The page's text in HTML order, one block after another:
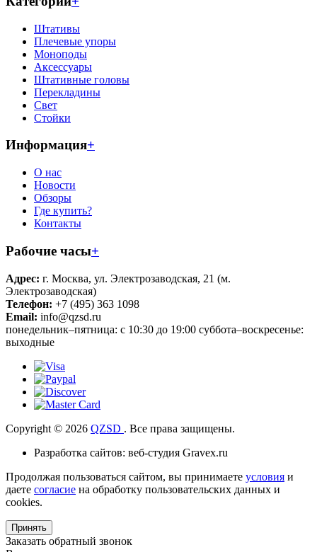
Штативы
Плечевые упоры
Моноподы
Аксессуары
Штативные головы
Перекладины
Свет
Стойки
Информация+
О нас
Новости
Обзоры
Где купить?
Контакты
Рабочие часы+
Адрес: г. Москва, ул. Электрозаводская, 21 (м.
Электрозаводская)
Телефон: +7 (495) 363 1098
Email: info@qzsd.ru
понедельник–пятница: с 10:30 до 19:00 суббота–воскресенье:
выходные
Copyright © 2026 QZSD . Все права защищены.
Разработка сайтов: веб-студия Gravex.ru
Продолжая пользоваться сайтом, вы принимаете условия и
даете согласие на обработку пользовательских данных и
cookies.
Принять
Заказать обратный звонок